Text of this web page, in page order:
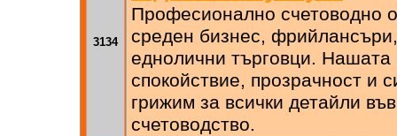
3134
Професионално счетоводно
среден бизнес,
еднолични търговци.
спокойствие, прозрачност и
грижим за всички детайли
счетоводство.